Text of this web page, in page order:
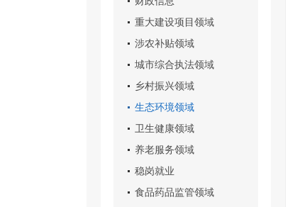
重大建设项目领域
涉农补贴领域
城市综合执法领域
乡村振兴领域
生态环境领域
卫生健康领域
养老服务领域
稳岗就业
食品药品监管领域